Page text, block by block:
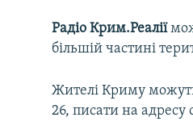
Радіо Крим.Реалії
більшій частині
Жителі Криму
26, писати на